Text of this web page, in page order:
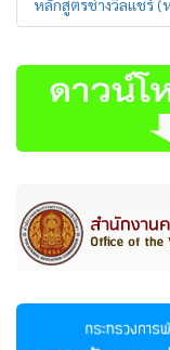
หลักสูตรช่างวีลแชร์ (